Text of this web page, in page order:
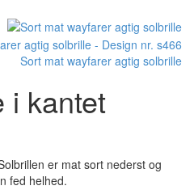
Sort mat wayfarer agtig solbrille
i kantet
er mat sort nederst og
fed helhed.